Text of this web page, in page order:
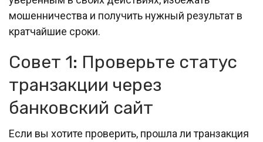
мошенничества и получить нужный результат в
кратчайшие сроки.
Совет 1: Проверьте статус
транзакции через
банковский сайт
Если вы хотите проверить, прошла ли транзакция